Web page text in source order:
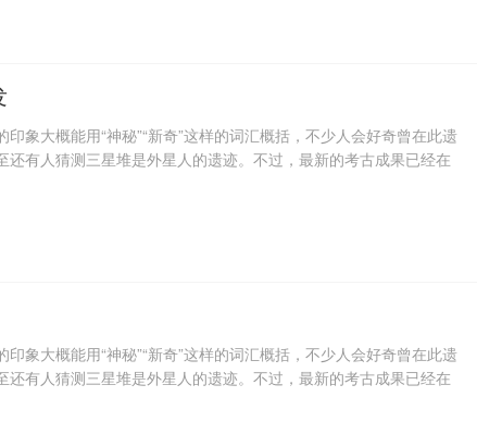
重要文物500余件。
象大概能用“神秘”“新奇”这样的词汇概括，不少人会好奇曾在此遗
还有人猜测三星堆是外星人的遗迹。不过，最新的考古成果已经在
星堆出土文物只是来自1、2号“祭祀坑”。2019年11月至2020年5
重要文物500余件。
象大概能用“神秘”“新奇”这样的词汇概括，不少人会好奇曾在此遗
还有人猜测三星堆是外星人的遗迹。不过，最新的考古成果已经在